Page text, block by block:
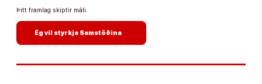
Þitt framlag skiptir máli.
Ég vil styrkja Samstöðina